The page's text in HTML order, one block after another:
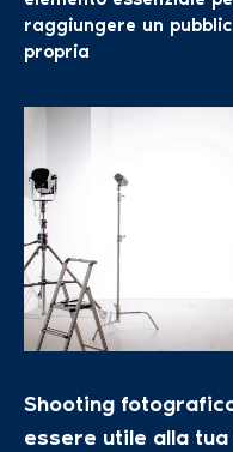
raggiungere un
propria
Shooting
essere utile alla